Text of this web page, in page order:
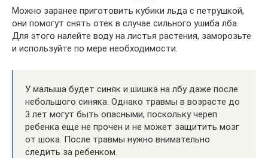
Можно заранее приготовить кубики льда с петрушкой,
они помогут снять отек в случае сильного ушиба лба.
Для этого налейте воду на листья растения, заморозьте
и используйте по мере необходимости.
У малыша будет синяк и шишка на лбу даже после
небольшого синяка. Однако травмы в возрасте до
3 лет могут быть опасными, поскольку череп
ребенка еще не прочен и не может защитить мозг
от шока. После травмы нужно внимательно
следить за ребенком.